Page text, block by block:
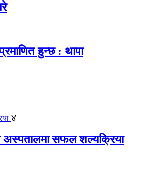
हुन्छ : थापा
४
अस्पतालमा सफल शल्यक्रिया